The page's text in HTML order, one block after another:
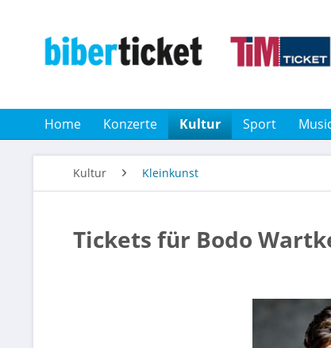
Home Konzerte Kultur Sport
Kultur Kleinkunst
Tickets für Bodo